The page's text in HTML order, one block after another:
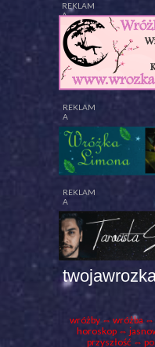
REKLAM
A
REKLAM
A
REKLAM
A
wróżby ⇔ wróżba ⇔
horoskop ⇔
przyszłość ⇔